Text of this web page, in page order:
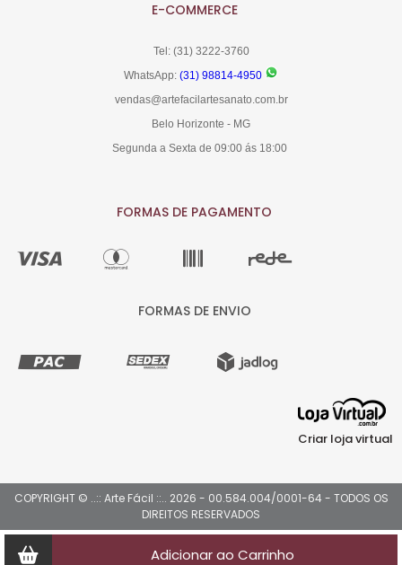
Adicionar ao Carrinho
E-COMMERCE
Tel: (31) 3222-3760
WhatsApp: (31) 98814-4950
vendas@artefacilartesanato.com.br
Belo Horizonte - MG
Segunda a Sexta de 09:00 ás 18:00
FORMAS DE PAGAMENTO
FORMAS DE ENVIO
Criar loja virtual
COPYRIGHT © ..:: Arte Fácil ::.. 2026 - 00.584.004/0001-64 - TODOS OS
DIREITOS RESERVADOS